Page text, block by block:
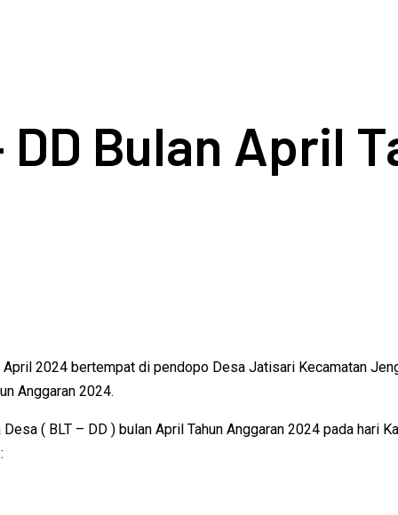
DD Bulan April
2024 bertempat di pendopo Desa Jatisari Kecamatan
Anggaran 2024.
( BLT – DD ) bulan April Tahun Anggaran 2024 pada